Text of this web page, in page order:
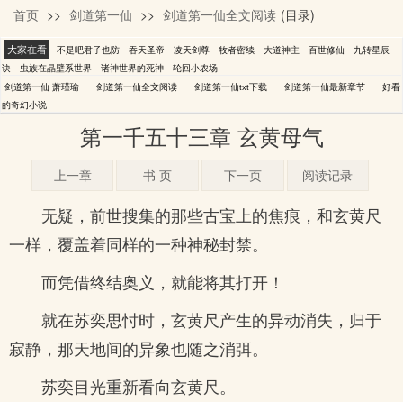
萧瑾瑜
首页 >> 剑道第一仙 >> 剑道第一仙全文阅读 (目录)
大家在看 不是吧君子也防 吞天圣帝 凌天剑尊 牧者密续 大道神主 百世修仙
九转星辰
诀
虫族在晶壁系世界 诸神世界的死神
轮回小农场
剑道第一仙 萧瑾瑜 - 剑道第一仙全文阅读 - 剑道第一仙txt下载 - 剑道第一仙最新章节 - 好看
的奇幻小说
第一千五十三章 玄黄母气
上一章 书 页 下一页 阅读记录
无疑，前世搜集的那些古宝上的焦痕，和玄黄尺
一样，覆盖着同样的一种神秘封禁。
而凭借终结奥义，就能将其打开！
就在苏奕思忖时，玄黄尺产生的异动消失，归于
寂静，那天地间的异象也随之消弭。
苏奕目光重新看向玄黄尺。